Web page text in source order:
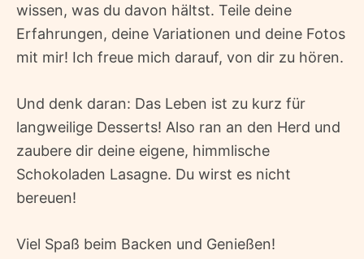
wissen, was du davon hältst. Teile deine
Erfahrungen, deine Variationen und deine Fotos
mit mir! Ich freue mich darauf, von dir zu hören.
Und denk daran: Das Leben ist zu kurz für
langweilige Desserts! Also ran an den Herd und
zaubere dir deine eigene, himmlische
Schokoladen Lasagne. Du wirst es nicht
bereuen!
Viel Spaß beim Backen und Genießen!